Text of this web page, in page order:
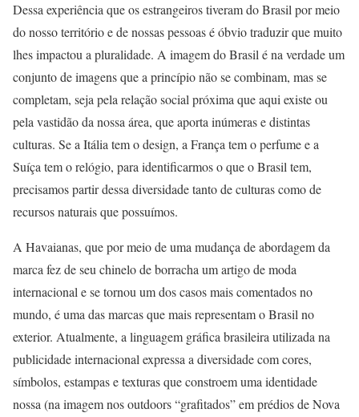
Dessa experiência que os estrangeiros tiveram do Brasil por meio
do nosso território e de nossas pessoas é óbvio traduzir que muito
lhes impactou a pluralidade. A imagem do Brasil é na verdade um
conjunto de imagens que a princípio não se combinam, mas se
completam, seja pela relação social próxima que aqui existe ou
pela vastidão da nossa área, que aporta inúmeras e distintas
culturas. Se a Itália tem o design, a França tem o perfume e a
Suíça tem o relógio, para identificarmos o que o Brasil tem,
precisamos partir dessa diversidade tanto de culturas como de
recursos naturais que possuímos.
A Havaianas, que por meio de uma mudança de abordagem da
marca fez de seu chinelo de borracha um artigo de moda
internacional e se tornou um dos casos mais comentados no
mundo, é uma das marcas que mais representam o Brasil no
exterior. Atualmente, a linguagem gráfica brasileira utilizada na
publicidade internacional expressa a diversidade com cores,
símbolos, estampas e texturas que constroem uma identidade
nossa (na imagem nos outdoors “grafitados” em prédios de Nova